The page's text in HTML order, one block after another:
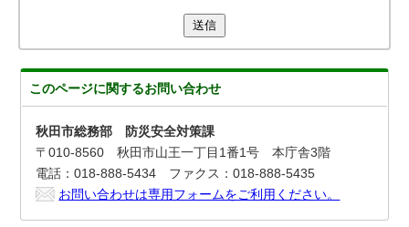
送信
このページに関するお問い合わせ
秋田市総務部 防災安全対策課
〒010-8560 秋田市山王一丁目1番1号 本庁舎3階
電話：018-888-5434 ファクス：018-888-5435
お問い合わせは専用フォームをご利用ください。